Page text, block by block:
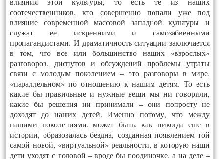
соотечественников, кто совершенно попали уже под
влияние современной массовой западной культуры и
служат ее искренними и самозабвенными
пропагандистами. И драматичность ситуации заключается
в том, что все или большинство наших «взрослых»
разговоров, диспутов и обсуждений проблемы утраты
связи с молодым поколением – это разговоры в мире,
«параллельном» по отношению к нашим детям. То есть
какие бы правильные и нужные вещи мы ни говорили,
какие бы решения ни принимали – они попросту не
доходят до наших детей. Именно потому, что между
нашими поколениями, может быть, как никогда еще в
истории, образовалась бездна, созданная появлением той
самой новой, «виртуальной» реальности, в которую наши
дети уходят с головой – вроде бы поодиночке, а на деле –